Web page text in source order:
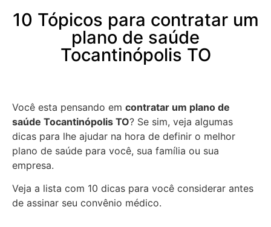
10 Tópicos para contratar um
plano de saúde
Tocantinópolis TO
Você esta pensando em contratar um plano de
saúde Tocantinópolis TO? Se sim, veja algumas
dicas para lhe ajudar na hora de definir o melhor
plano de saúde para você, sua família ou sua
empresa.
Veja a lista com 10 dicas para você considerar antes
de assinar seu convênio médico.